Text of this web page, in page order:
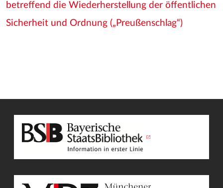
betreffend die Wiederherstellung der öffentlichen
Sicherheit und Ordnung („Preußenschlag“)